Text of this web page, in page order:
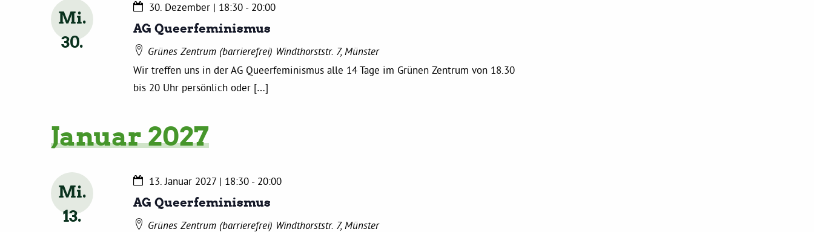
Mi.
30
AG Queerfeminismus
30. Dezember | 18:30- 20:00
Grünes Zentrum (barrierefrei) Windthorststr. 7, Münster
Wir treffen uns in der AG Queerfeminismus alle 14 Tage im Grünen Zentrum von 18.30
bis 20 Uhr persönlich oder […]
Januar 2027
Mi.
13
AG Queerfeminismus
13. Januar 2027 | 18:30- 20:00
Grünes Zentrum (barrierefrei) Windthorststr. 7, Münster